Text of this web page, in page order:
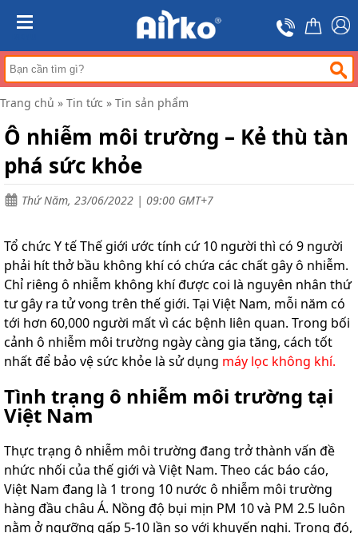
Trang
chủ
Máy
hút
ẩm
Máy
lọc
không
Điều
hòa
di
nghiệp
Tin
tức
Liên
hệ
Trang chủ » Tin tức » Tin sản phẩm
Ô nhiễm môi trường – Kẻ thù tàn
phá sức khỏe
Thứ Năm, 23/06/2022 | 09:00 GMT+7
Tổ chức Y tế Thế giới ước tính cứ 10 người thì có 9 người
phải hít thở bầu không khí có chứa các chất gây ô nhiễm.
Chỉ riêng ô nhiễm không khí được coi là nguyên nhân thứ
tư gây ra tử vong trên thế giới. Tại Việt Nam, mỗi năm có
tới hơn 60,000 người mất vì các bệnh liên quan. Trong bối
cảnh ô nhiễm môi trường ngày càng gia tăng, cách tốt
nhất để bảo vệ sức khỏe là sử dụng máy lọc không khí.
Tình trạng ô nhiễm môi trường tại
Việt Nam
Thực trạng ô nhiễm môi trường đang trở thành vấn đề
nhức nhối của thế giới và Việt Nam. Theo các báo cáo,
Việt Nam đang là 1 trong 10 nước ô nhiễm môi trường
hàng đầu châu Á. Nồng độ bụi mịn PM 10 và PM 2.5 luôn
nằm ở ngưỡng gấp 5-10 lần so với khuyến nghị. Trong đó,